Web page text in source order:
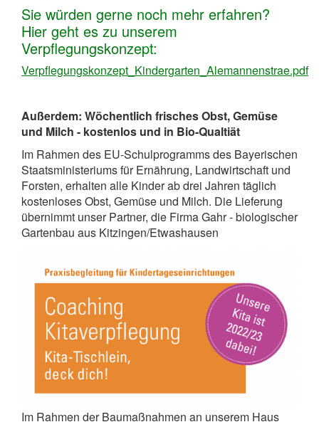
Sie würden gerne noch mehr erfahren?
Hier geht es zu unserem
Verpflegungskonzept:
Verpflegungskonzept_Kindergarten_Alemannenstrae.pdf
Außerdem: Wöchentlich frisches Obst, Gemüse
und Milch - kostenlos und in Bio-Qualtiät
Im Rahmen des EU-Schulprogramms des Bayerischen
Staatsministeriums für Ernährung, Landwirtschaft und
Forsten, erhalten alle Kinder ab drei Jahren täglich
kostenloses Obst, Gemüse und Milch. Die Lieferung
übernimmt unser Partner, die Firma Gahr - biologischer
Gartenbau aus Kitzingen/Etwashausen
Im Rahmen der Baumaßnahmen an unserem Haus